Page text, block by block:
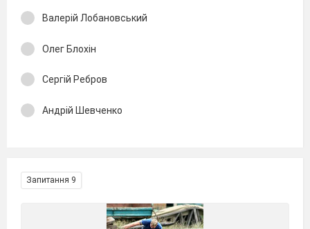
Валерій Лобановський
Олег Блохін
Сергій Ребров
Андрій Шевченко
Запитання 9